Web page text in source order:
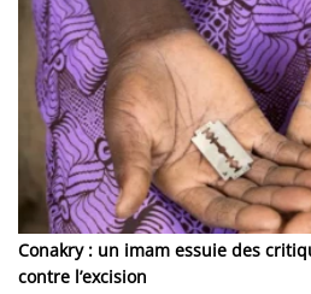
Conakry : un imam essuie des
contre l’excision